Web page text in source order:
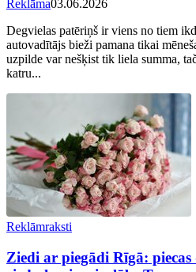
Reklāma03.06.2026
Degvielas patēriņš ir viens no tiem
autovadītājs bieži pamana tikai
uzpilde var nešķist tik liela summa,
katru...
Reklāmraksti
Ziedi ar piegādi Rīgā: piecas